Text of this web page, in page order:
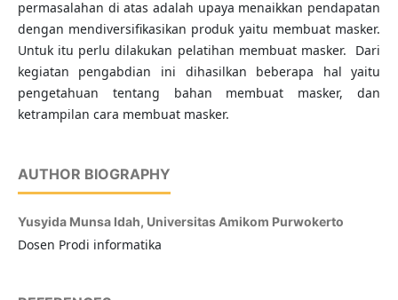
permasalahan di atas adalah upaya menaikkan pendapatan
dengan mendiversifikasikan produk yaitu membuat masker.
Untuk itu perlu dilakukan pelatihan membuat masker. Dari
kegiatan pengabdian ini dihasilkan beberapa hal yaitu
pengetahuan tentang bahan membuat masker, dan
ketrampilan cara membuat masker.
AUTHOR BIOGRAPHY
Yusyida Munsa Idah, Universitas Amikom Purwokerto
Dosen Prodi informatika